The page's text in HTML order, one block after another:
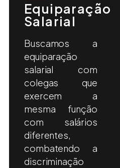
Equiparação
Salarial
Buscamos a
equiparação
salarial com
colegas que
exercem a
mesma função
com salários
diferentes,
combatendo a
discriminação